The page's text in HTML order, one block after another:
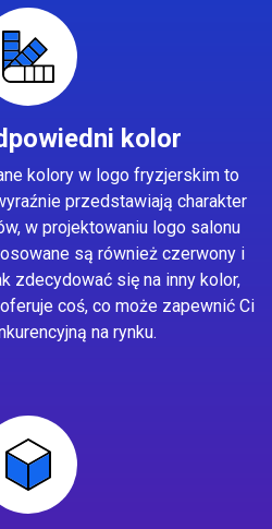
kolor
kolory w logo fryzjerskim to
przedstawiają charakter
w projektowaniu logo salonu
są również czerwony i
zdecydować się na inny kolor,
coś, co może zapewnić Ci
na rynku.